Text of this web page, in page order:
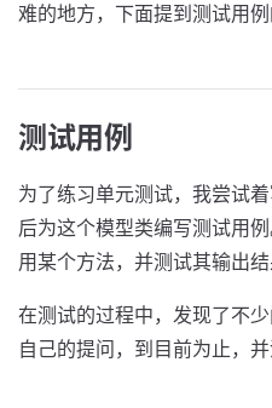
难的地方，下面提到测试用例
测试用例
为了练习单元测试，我尝试
后为这个模型类编写测试用
用某个方法，并测试其输出结
在测试的过程中，发现了不
自己的提问，到目前为止，